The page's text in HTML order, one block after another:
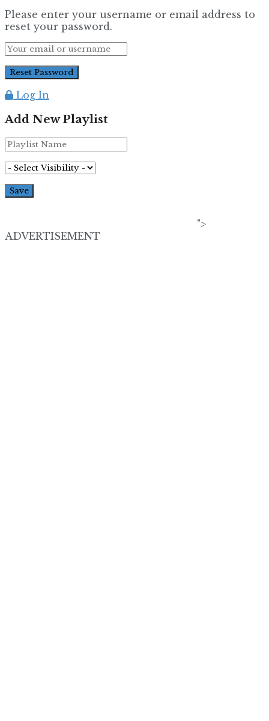
Please enter your username or email address to
reset your password.
Log In
Add New Playlist
">
ADVERTISEMENT